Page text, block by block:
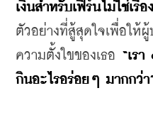
เงินสำหรับเฟิร์นไม่ใช่เรื่
ตัวอย่างที่สู้สุดใจเพื่อให้
ความตั้งใขของเธอ “เร
กินอะไรอร่อยๆ มากกว่า